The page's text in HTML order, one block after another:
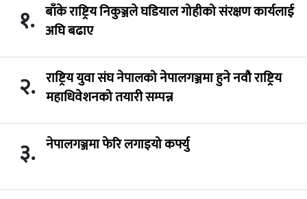
१. बाँके राष्ट्रिय निकुञ्जले घडियाल गोहीको संरक्षण कार्यलाई
अघि बढाए
२. राष्ट्रिय युवा संघ नेपालको नेपालगञ्जमा हुने नवौ राष्ट्रिय
महाधिवेशनको तयारी सम्पन्न
३. नेपालगञ्जमा फेरि लगाइयो कर्फ्यु